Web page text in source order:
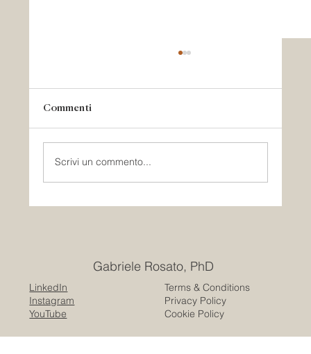
Commenti
Scrivi un commento...
Gabriele Rosato, PhD
Terms & Conditions
Privacy Policy
Cookie Policy
LinkedIn
Instagram
YouTube